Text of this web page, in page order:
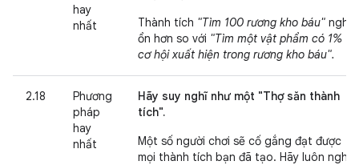
hay
nhất
Thành tích "Tìm 100 rương kho báu" nghe
ổn hơn so với "Tìm một vật phẩm có 1%
cơ hội xuất hiện trong rương kho báu".
2.18
Phương
pháp
hay
nhất
Hãy suy nghĩ như một "Thợ săn thành
tích".
Một số người chơi sẽ cố gắng đạt được
mọi thành tích bạn đã tạo. Hãy luôn nghĩ